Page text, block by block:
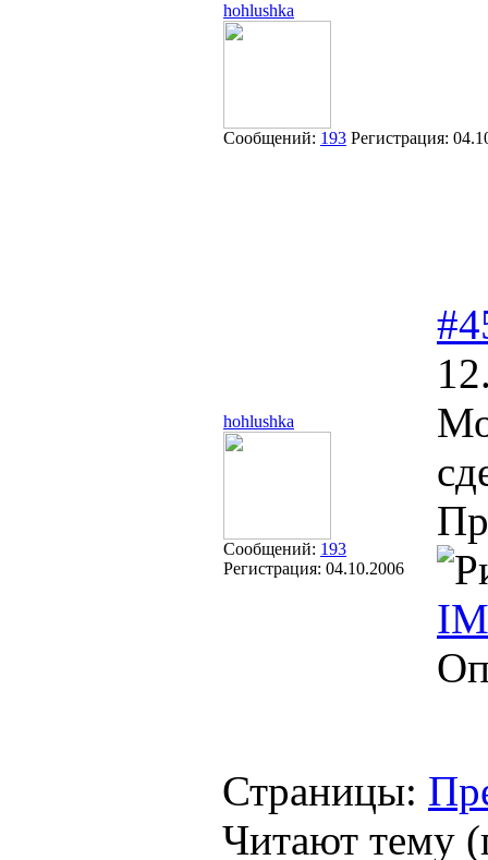
hohlushka
Сообщений: 193 Регистрация:
hohlushka
Сообщений: 193
Регистрация: 04.10.2006
Страницы:
Читают тему